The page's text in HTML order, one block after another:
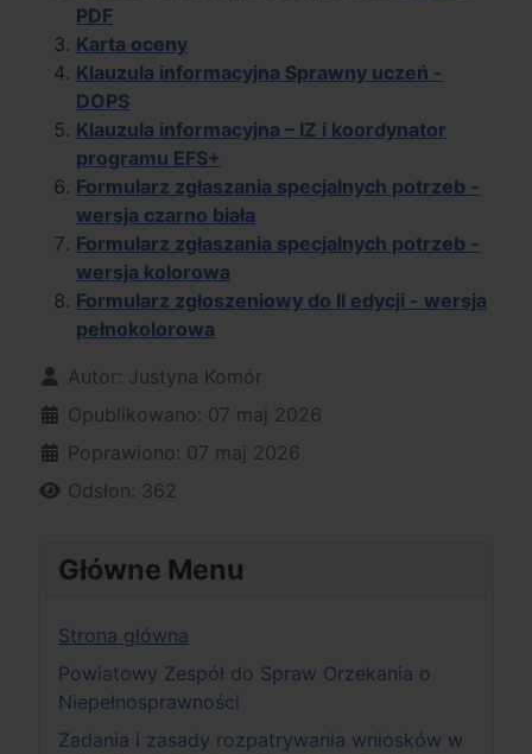
Główne Menu
Strona główna
Powiatowy Zespół do Spraw Orzekania o
Niepełnosprawności
Zadania i zasady rozpatrywania wniosków w
PDF
Karta oceny
Klauzula informacyjna Sprawny uczeń -
DOPS
Klauzula informacyjna – IZ i koordynator
programu EFS+
Formularz zgłaszania specjalnych potrzeb -
wersja czarno biała
Formularz zgłaszania specjalnych potrzeb -
wersja kolorowa
Formularz zgłoszeniowy do II edycji - wersja
pełnokolorowa
Szczegóły
Autor: Justyna Komór
Opublikowano: 07 maj 2026
Poprawiono: 07 maj 2026
Odsłon: 362